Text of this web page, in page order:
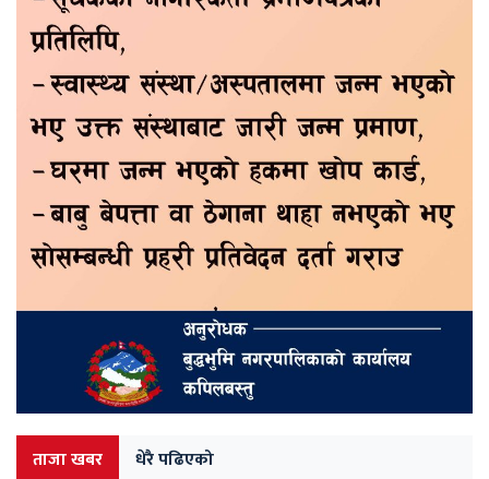
ताजा खबर धेरै पढिएको